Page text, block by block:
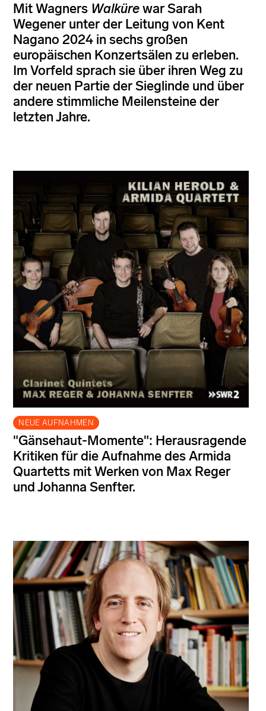
Mit Wagners Walkürewar Sarah
Wegener unter der Leitung von Kent
Nagano 2024 in sechs großen
europäischen Konzertsälen zu erleben.
Im Vorfeld sprach sie über ihren Weg zu
der neuen Partie der Sieglinde und über
andere stimmliche Meilensteine der
letzten Jahre.
NEUE AUFNAHMEN
"Gänsehaut-Momente": Herausragende
Kritiken für die Aufnahme des Armida
Quartetts mit Werken von Max Reger
und Johanna Senfter.